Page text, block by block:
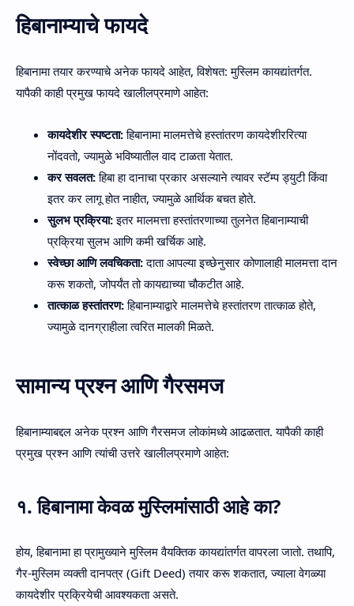
हिबानाम्याचे फायदे
हिबानामा तयार करण्याचे अनेक फायदे आहेत, विशेषत: मुस्लिम कायद्यांतर्गत.
यापैकी काही प्रमुख फायदे खालीलप्रमाणे आहेत:
कायदेशीर स्पष्टता:हिबानामा मालमत्तेचे हस्तांतरण कायदेशीररित्या
नोंदवतो, ज्यामुळे भविष्यातील वाद टाळता येतात.
कर सवलत:हिबा हा दानाचा प्रकार असल्याने त्यावर स्टॅम्प ड्युटी किंवा
इतर कर लागू होत नाहीत, ज्यामुळे आर्थिक बचत होते.
सुलभ प्रक्रिया:इतर मालमत्ता हस्तांतरणाच्या तुलनेत हिबानाम्याची
प्रक्रिया सुलभ आणि कमी खर्चिक आहे.
स्वेच्छा आणि लवचिकता:दाता आपल्या इच्छेनुसार कोणालाही मालमत्ता दान
करू शकतो, जोपर्यंत तो कायद्याच्या चौकटीत आहे.
तात्काळ हस्तांतरण:हिबानाम्याद्वारे मालमत्तेचे हस्तांतरण तात्काळ होते,
ज्यामुळे दानग्राहीला त्वरित मालकी मिळते.
सामान्य प्रश्न आणि गैरसमज
हिबानाम्याबद्दल अनेक प्रश्न आणि गैरसमज लोकांमध्ये आढळतात. यापैकी काही
प्रमुख प्रश्न आणि त्यांची उत्तरे खालीलप्रमाणे आहेत:
१. हिबानामा केवळ मुस्लिमांसाठी आहे का?
होय, हिबानामा हा प्रामुख्याने मुस्लिम वैयक्तिक कायद्यांतर्गत वापरला जातो. तथापि,
गैर-मुस्लिम व्यक्ती दानपत्र (Gift Deed) तयार करू शकतात, ज्याला वेगळ्या
कायदेशीर प्रक्रियेची आवश्यकता असते.